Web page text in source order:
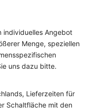
individuelles Angebot
Menge, speziellen
uns dazu bitte.
Lieferzeiten für
Schaltfläche mit den